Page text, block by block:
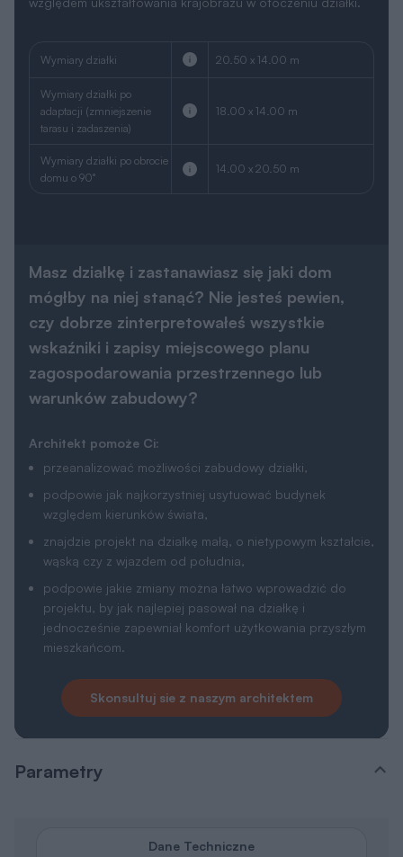
Wymiary działki 20.50 x 14.00 m
Wymiary działki po
adaptacji (zmniejszenie
tarasu i zadaszenia)
18.00 x 14.00 m
Wymiary działki po obrocie
domu o 90°
14.00 x 20.50 m
Masz działkę i zastanawiasz się jaki dom
mógłby na niej stanąć? Nie jesteś pewien,
czy dobrze zinterpretowałeś wszystkie
wskaźniki i zapisy miejscowego planu
zagospodarowania przestrzennego lub
warunków zabudowy?
Architekt pomoże Ci:
przeanalizować możliwości zabudowy działki,
podpowie jak najkorzystniej usytuować budynek
względem kierunków świata,
znajdzie projekt na działkę małą, o nietypowym kształcie,
wąską czy z wjazdem od południa,
podpowie jakie zmiany można łatwo wprowadzić do
projektu, by jak najlepiej pasował na działkę i
jednocześnie zapewniał komfort użytkowania przyszłym
mieszkańcom.
Skonsultuj sie z naszym architektem
Parametry
Dane Techniczne